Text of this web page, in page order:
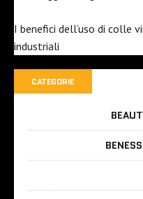
I benefici dell’uso di colle
industriali
CATEGORIE